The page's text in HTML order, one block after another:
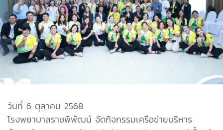
วันที่ 6 ตุลาคม 2568
โรงพยาบาลราชพิพัฒน์ จัดกิจกรรมเครือข่ายบริหาร